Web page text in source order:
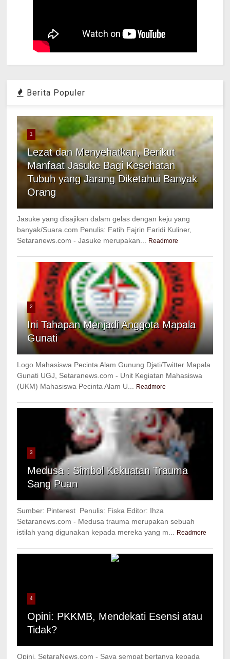
Berita Populer
1
Lezat dan Menyehatkan, Berikut
Manfaat Jasuke Bagi Kesehatan
Tubuh yang Jarang Diketahui Banyak
Orang
Jasuke yang disajikan dalam gelas dengan keju yang
banyak/Suara.com Penulis: Fatih Fajrin Faridi Kuliner,
Setaranews.com - Jasuke merupakan...
Readmore
2
Ini Tahapan Menjadi Anggota Mapala
Gunati
Logo Mahasiswa Pecinta Alam Gunung Djati/Twitter Mapala
Gunati UGJ, Setaranews.com - Unit Kegiatan Mahasiswa
(UKM) Mahasiswa Pecinta Alam U...
Readmore
3
Medusa : Simbol Kekuatan Trauma
Sang Puan
Sumber: Pinterest Penulis: Fiska Editor: Ihza
Setaranews.com - Medusa trauma merupakan sebuah
istilah yang digunakan kepada mereka yang m...
Readmore
4
Opini: PKKMB, Mendekati Esensi atau
Tidak?
Opini, SetaraNews.com - Saya sempat bertanya kepada